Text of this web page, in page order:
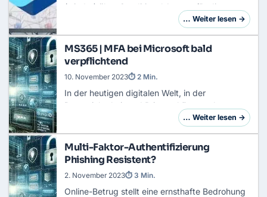
(wieder) über Conditional Access (Bedingter
) sprechen müssenInnerhalb von
gerade spürbar…
… Weiter lesen →
MS365 | MFA bei Microsoft bald
verpflichtend
In der heutigen digitalen Welt, in der
Datensicherheit und Privatsphäre an oberster
Stelle stehen, hat Microsoft einen
Sicherheit seiner…
10. November 2023⏱ 2 Min.
… Weiter lesen →
Multi-Faktor-Authentifizierung
Phishing Resistent?
Online-Betrug stellt eine ernsthafte Bedrohung
2. November 2023⏱ 3 Min.